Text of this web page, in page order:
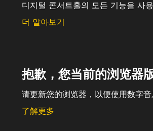
디지털 콘서트홀의 모든 기능을 사
더 알아보기
抱歉，您当前的浏览器
请更新您的浏览器，以便使用数字音
了解更多